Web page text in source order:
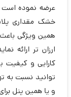
عرضه نموده است
خشک مقداری
همین ویژگی
ارزان تر ارائه
کارایی و
توانید نسبت به
و یا همین پنل